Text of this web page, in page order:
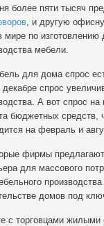
более пяти тысяч
, и другую
мире по
мебели.
для дома спрос
декабре спрос
А вот спрос
бюджетных средств,
на февраль и
фирмы
для массового
домов под
с торговцами жилыми